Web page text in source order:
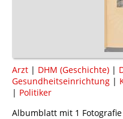
Arzt | DHM (Geschichte) |
Gesundheitseinrichtung |
| Politiker
Albumblatt mit 1 Fotografie